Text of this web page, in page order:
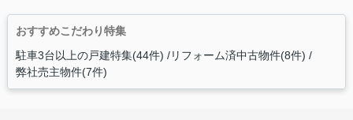
おすすめこだわり特集
駐車3台以上の戸建特集(44件) リフォーム済中古物件(8件)
弊社売主物件(7件)